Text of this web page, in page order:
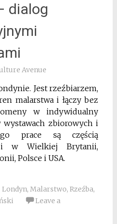
dialog
Avenue
Jest rzeźbiarzem,
malarstwa i łączy bez
w indywidualny
wystawach zbiorowych i
prace są częścią
w Wielkiej Brytanii,
Polsce i USA.
Londyn, Malarstwo, Rzeźba,
Leave a